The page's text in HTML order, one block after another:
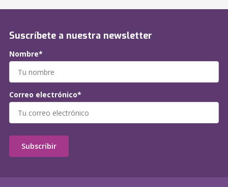
Suscríbete a nuestra newsletter
Nombre*
Correo electrónico*
Subscribir